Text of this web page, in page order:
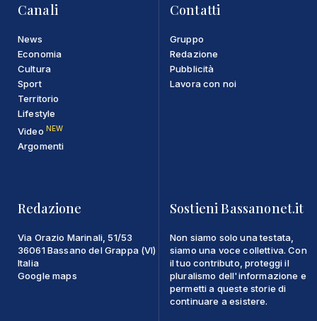
Canali
News
Economia
Cultura
Sport
Territorio
Lifestyle
Video NEW
Argomenti
Contatti
Gruppo
Redazione
Pubblicità
Lavora con noi
Redazione
Via Orazio Marinali, 51/53
36061 Bassano del Grappa (VI)
Italia
Google maps
Sostieni Bassanonet.it
Non siamo solo una testata,
siamo una voce collettiva. Con
il tuo contributo, proteggi il
pluralismo dell'informazione e
permetti a queste storie di
continuare a esistere.